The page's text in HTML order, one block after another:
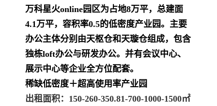
万科星火online园区为占地8万平，总建面
4.1万平，容积率0.5的低密度产业园。主要
办公主体分别由天枢仓和天璇仓组成，包含
独栋loft办公与研发办公。并有会议中心、
展示中心等企业全方位配套。
稀缺低密度＋超高使用率产业园
出租面积：150-260-350.81-700-1000-1500㎡